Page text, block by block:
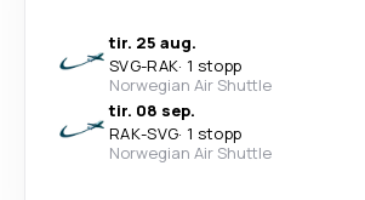
tir. 25 aug.
SVG-RAK· 1 stopp
Norwegian Air Shuttle
tir. 08 sep.
RAK-SVG· 1 stopp
Norwegian Air Shuttle